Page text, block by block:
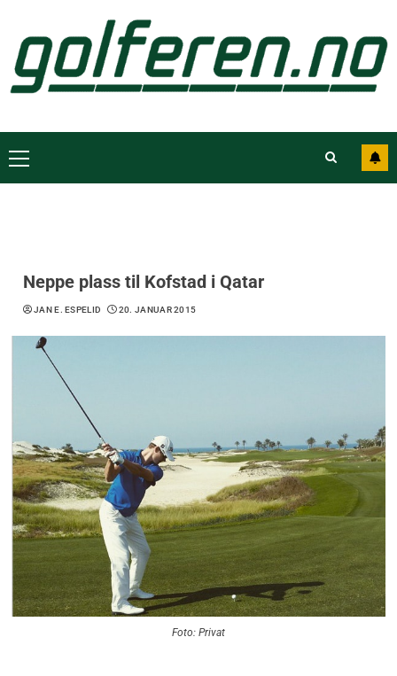
Neppe plass til Kofstad i Qatar
JAN E. ESPELID 20. JANUAR 2015
Foto: Privat